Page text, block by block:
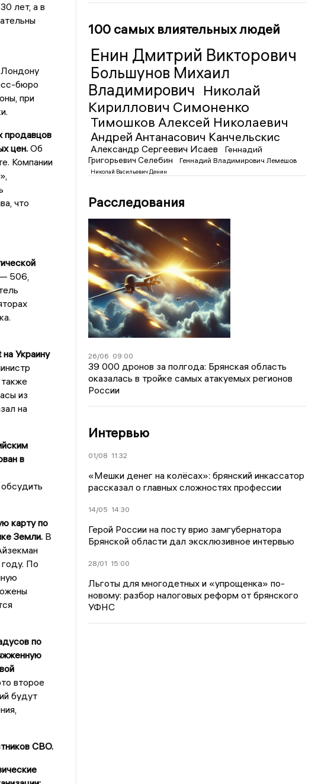
лет, а в
бюро
при
продавцов
цен.Об
Компании
что
506,
Украину
из
на
в
карту по
Земли.В
По
по
второе
будут
СВО.
100 самых влиятельных людей
Енин Дмитрий Викторович
Большунов Михаил
Владимирович Николай
Кириллович Симоненко
Тимошков Алексей Николаевич
Андрей Антанасович Канчельскис
Александр Сергеевич Исаев
Геннадий
Григорьевич Селебин
Геннадий Владимирович Лемешов
Николай Васильевич Денин
Расследования
26/06 09:00
39 000 дронов за полгода: Брянская область
оказалась в тройке самых атакуемых регионов
России
Интервью
01/08 11:32
«Мешки денег на колёсах»: брянский инкассатор
рассказал о главных сложностях профессии
14/05 14:30
Герой России на посту врио замгубернатора
Брянской области дал эксклюзивное интервью
28/01 15:00
Льготы для многодетных и «упрощенка» по-
новому: разбор налоговых реформ от брянского
УФНС